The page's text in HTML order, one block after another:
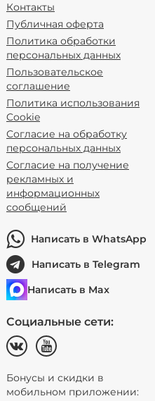
Контакты
Публичная оферта
Политика обработки
персональных данных
Пользовательское
соглашение
Политика использования
Cookie
Согласие на обработку
персональных данных
Согласие на получение
рекламных и
информационных
сообщений
Написать в WhatsApp
Написать в Telegram
Написать в Max
Социальные сети:
Бонусы и скидки в
мобильном приложении: